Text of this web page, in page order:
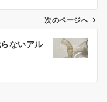
次のページへ
ないアル